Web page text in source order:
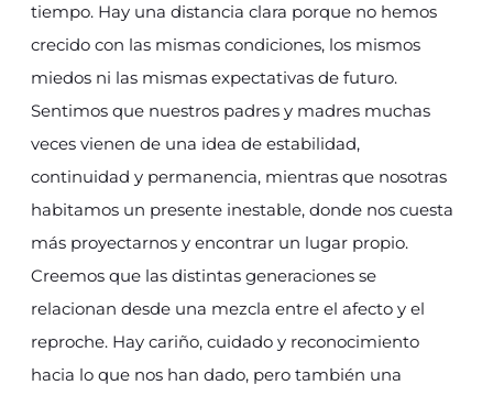
tiempo. Hay una distancia clara porque no hemos
crecido con las mismas condiciones, los mismos
miedos ni las mismas expectativas de futuro.
Sentimos que nuestros padres y madres muchas
veces vienen de una idea de estabilidad,
continuidad y permanencia, mientras que nosotras
habitamos un presente inestable, donde nos cuesta
más proyectarnos y encontrar un lugar propio.
Creemos que las distintas generaciones se
relacionan desde una mezcla entre el afecto y el
reproche. Hay cariño, cuidado y reconocimiento
hacia lo que nos han dado, pero también una